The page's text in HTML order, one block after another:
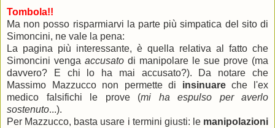
Tombola!!
Ma non posso risparmiarvi la parte più simpatica del sito di
Simoncini, ne vale la pena:
La pagina più interessante, è quella relativa al fatto che
Simoncini venga accusato di manipolare le sue prove (ma
davvero? E chi lo ha mai accusato?). Da notare che
Massimo Mazzucco non permette di insinuareche l'ex
medico falsifichi le prove (mi ha espulso per averlo
sostenuto...).
Per Mazzucco, basta usare i termini giusti: le manipolazioni